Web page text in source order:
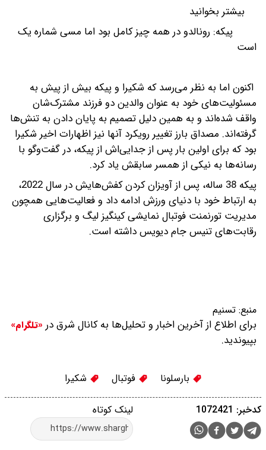
بیشتر بخوانید
پیکه: رونالدو در همه چیز کامل بود اما مسی شماره یک
است
اکنون اما به نظر می‌رسد که شکیرا و پیکه بیش از پیش به
مسئولیت‌های خود به عنوان والدین دو فرزند مشترک‌شان
واقف شده‌اند و به همین دلیل تصمیم به پایان دادن به تنش‌ها
گرفته‌اند. مصداق بارز تغییر رویکرد آنها نیز اظهارات اخیر شکیرا
بود که برای اولین بار پس از جدایی‌اش از پیکه، در گفت‌و‌گو با
رسانه‌ها به نیکی از همسر سابقش یاد کرد.
پیکه 38 ساله، پس از آویزان کردن کفش‌‌هایش در سال 2022،
به ارتباط خود با دنیای ورزش ادامه داد و فعالیت‌‌هایی همچون
مدیریت تورنمنت فوتبال نمایشی کینگیز لیگ و برگزاری
رقابت‌های تنیس جام دیویس داشته است.
منبع: تسنیم
برای اطلاع از آخرین اخبار و تحلیل‌ها به کانال شرق در «تلگرام»
بپیوندید.
بارسلونا فوتبال شکیرا
لینک کوتاه کدخبر: 1072421